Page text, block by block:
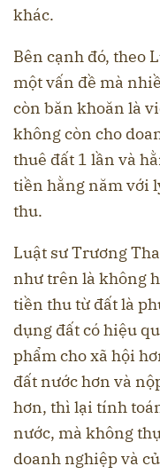
khác.
Bên cạnh đó, theo
một vấn đề mà
còn băn khoăn là
không còn cho
thuê đất 1 lần và
tiền hằng năm với
thu.
Luật sư Trương
như trên là không
tiền thu từ đất là
dụng đất có hiệu
phẩm cho xã hội
đất nước hơn và
hơn, thì lại tính
nước, mà không
doanh nghiệp và